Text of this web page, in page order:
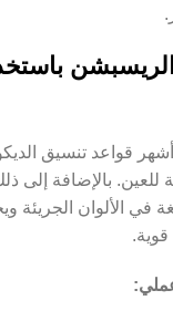
60-30-10 من أشهر قواعد تنسيق
للعين. بالإضافة إلى
في الألوان الجريئة
قوية.